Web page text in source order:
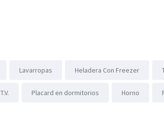
Lavarropas Heladera Con Freezer
T.V. Placard en dormitorios Horno